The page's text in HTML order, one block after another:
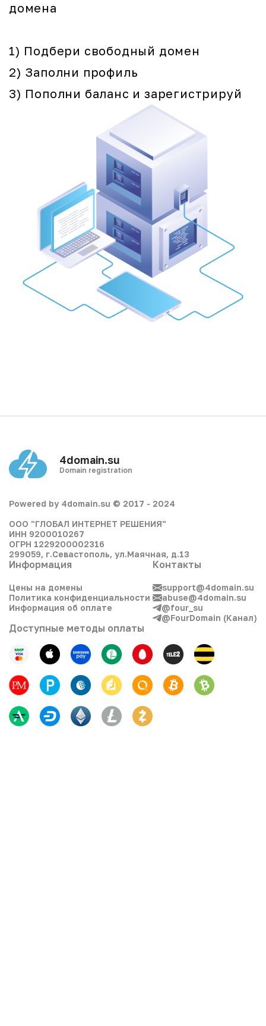
домена
1) Подбери свободный домен
2) Заполни профиль
3) Пополни баланс и зарегистрируй
4domain.su
Domain registration
Powered by 4domain.su © 2017 - 2024
ООО "ГЛОБАЛ ИНТЕРНЕТ РЕШЕНИЯ"
ИНН 9200010267
ОГРН 1229200002316
299059, г.Севастополь, ул.Маячная, д.13
Информация
Цены на домены
Политика конфиденциальности
Информация об оплате
Контакты
support@4domain.su
abuse@4domain.su
@four_su
@FourDomain (Канал)
Доступные методы оплаты